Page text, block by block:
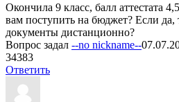
Окончила 9 класс, балл аттестата
вам поступить на бюджет? Если да,
документы дистанционно?
Вопрос задал --no nickname--
34383
Ответить